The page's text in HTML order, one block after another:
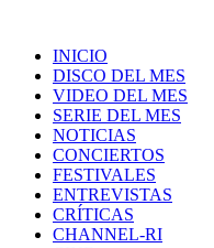
INICIO
DISCO DEL MES
VIDEO DEL MES
SERIE DEL MES
NOTICIAS
CONCIERTOS
FESTIVALES
ENTREVISTAS
CRÍTICAS
CHANNEL-RI